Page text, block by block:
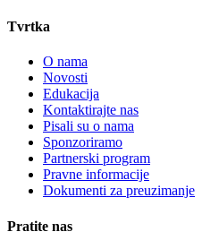
Tvrtka
O nama
Novosti
Edukacija
Kontaktirajte nas
Pisali su o nama
Sponzoriramo
Partnerski program
Pravne informacije
Dokumenti za preuzimanje
Pratite nas